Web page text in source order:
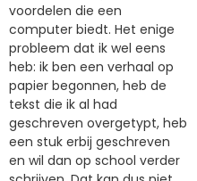
voordelen die een
computer biedt. Het enige
probleem dat ik wel eens
heb: ik ben een verhaal op
papier begonnen, heb de
tekst die ik al had
geschreven overgetypt, heb
een stuk erbij geschreven
en wil dan op school verder